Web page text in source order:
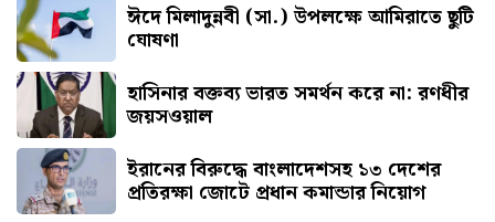
ঈদে মিলাদুন্নবী (সা.) উপলক্ষে আমিরাতে ছুটি
ঘোষণা
হাসিনার বক্তব্য ভারত সমর্থন করে না: রণধীর
জয়সওয়াল
ইরানের বিরুদ্ধে বাংলাদেশসহ ১৩ দেশের
প্রতিরক্ষা জোটে প্রধান কমান্ডার নিয়োগ